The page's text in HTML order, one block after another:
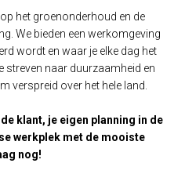
het groenonderhoud en de
We bieden een werkomgeving
wordt en waar je elke dag het
streven naar duurzaamheid en
verspreid over het hele land.
klant, je eigen planning in de
werkplek met de mooiste
nog!